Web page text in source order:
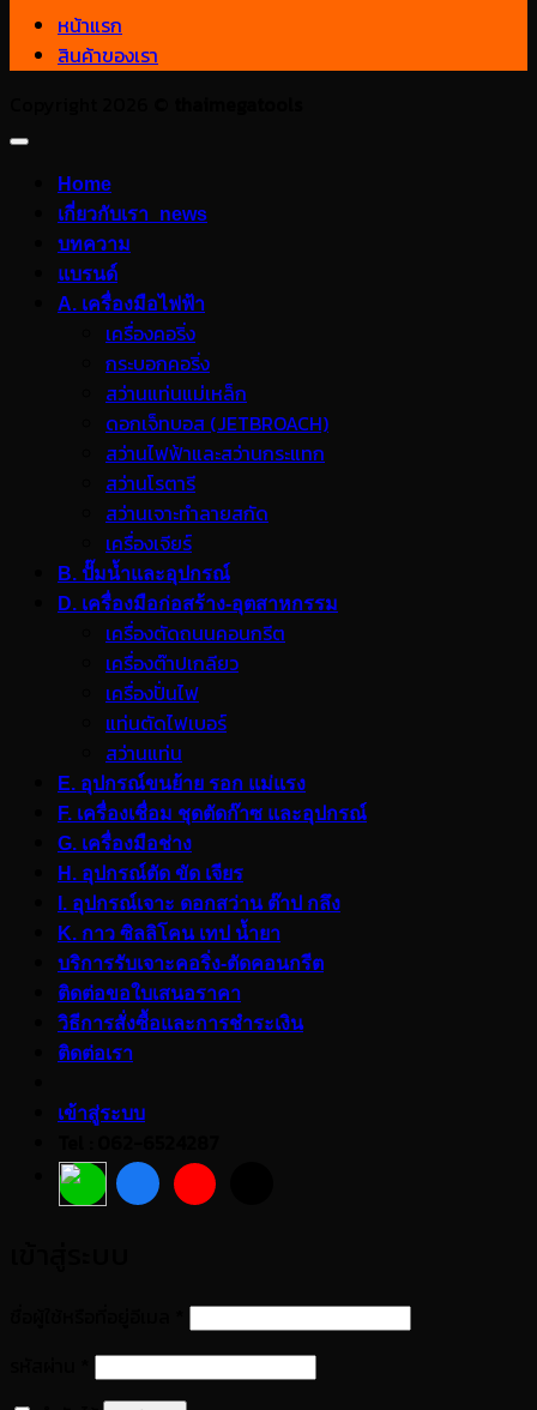
หน้าแรก
สินค้าของเรา
Home
เกี่ยวกับเรา_news
บทความ
แบรนด์
A. เครื่องมือไฟฟ้า
เครื่องคอริ่ง
กระบอกคอริ่ง
สว่านแท่นแม่เหล็ก
ดอกเจ็ทบอส (JETBROACH)
สว่านไฟฟ้าและสว่านกระแทก
สว่านโรตารี
สว่านเจาะทำลายสกัด
เครื่องเจียร์
B. ปั๊มน้ำและอุปกรณ์
D. เครื่องมือก่อสร้าง-อุตสาหกรรม
เครื่องตัดถนนคอนกรีต
เครื่องต๊าปเกลียว
เครื่องปั่นไฟ
แท่นตัดไฟเบอร์
สว่านแท่น
E. อุปกรณ์ขนย้าย รอก แม่แรง
F. เครื่องเชื่อม ชุดตัดก๊าซ และอุปกรณ์
G. เครื่องมือช่าง
H. อุปกรณ์ตัด ขัด เจียร
I. อุปกรณ์เจาะ ดอกสว่าน ต๊าป กลึง
K. กาว ซิลลิโคน เทป น้ำยา
บริการรับเจาะคอริ่ง-ตัดคอนกรีต
ติดต่อขอใบเสนอราคา
วิธีการสั่งซื้อและการชำระเงิน
ติดต่อเรา
เข้าสู่ระบบ
ต้องการ
ต้องการ